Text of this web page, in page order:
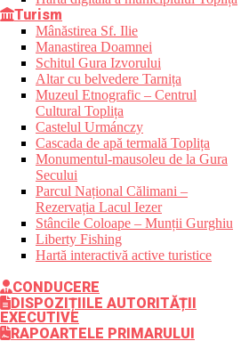
Turism
Mânăstirea Sf. Ilie
Manastirea Doamnei
Schitul Gura Izvorului
Altar cu belvedere Tarnița
Muzeul Etnografic – Centrul
Cultural Toplița
Castelul Urmánczy
Cascada de apă termală Toplița
Monumentul-mausoleu de la Gura
Secului
Parcul Național Călimani –
Rezervația Lacul Iezer
Stâncile Coloape – Munții Gurghiu
Liberty Fishing
Hartă interactivă active turistice
CONDUCERE
DISPOZIȚIILE AUTORITĂȚII
EXECUTIVE
RAPOARTELE PRIMARULUI